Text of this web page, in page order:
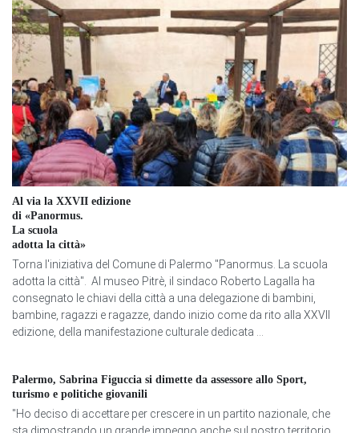
Al via la XXVII edizione
di «Panormus.
La scuola
adotta la città»
Torna l'iniziativa del Comune di Palermo "Panormus. La scuola
adotta la città". Al museo Pitrè, il sindaco Roberto Lagalla ha
consegnato le chiavi della città a una delegazione di bambini,
bambine, ragazzi e ragazze, dando inizio come da rito alla XXVII
edizione, della manifestazione culturale dedicata ...
Palermo, Sabrina Figuccia si dimette da assessore allo Sport,
turismo e politiche giovanili
"Ho deciso di accettare per crescere in un partito nazionale, che